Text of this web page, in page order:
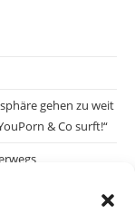
gehen zu weit
& Co surft!“
Anschlag wäre